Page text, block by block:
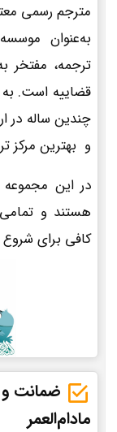
مترجم رسمی
به‌عنوان
ترجمه، مفتخر
قضاییه است.
چندین ساله در
و بهترین
در این
هستند و
کافی برای
ضمانت و
مادام‌العمر